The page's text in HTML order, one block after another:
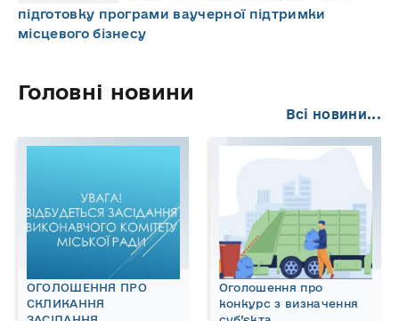
підготовку програми ваучерної підтримки
місцевого бізнесу
Головні новини
Всі новини...
ОГОЛОШЕННЯ ПРО
СКЛИКАННЯ
Оголошення про
конкурс з визначення